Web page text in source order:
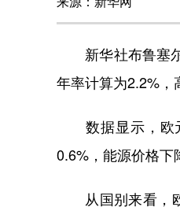
新华社布鲁塞尔
年率计算为2.2%，
数据显示，欧元
0.6%，能源价格下
从国别来看，欧